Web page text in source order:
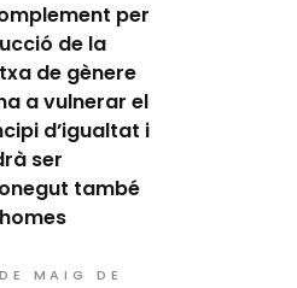
per
de la
de gènere
a vulnerar el
d’igualtat i
ser
també
MAIG DE